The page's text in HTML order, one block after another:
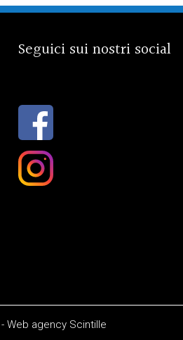
Seguici sui nostri social
- Web agency Scintille